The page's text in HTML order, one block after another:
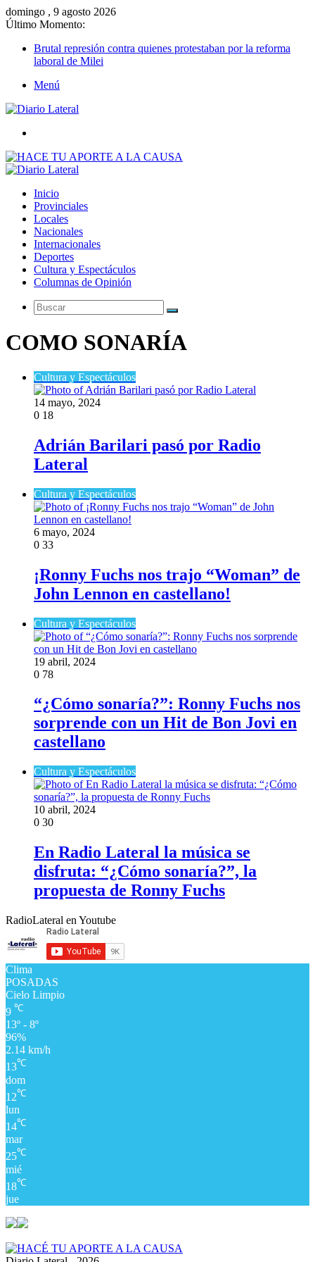
domingo , 9 agosto 2026
Último Momento:
Brutal represión contra quienes protestaban por la reforma
laboral de Milei
Menú
Inicio
Provinciales
Locales
Nacionales
Internacionales
Deportes
Cultura y Espectáculos
Columnas de Opinión
Buscar
COMO SONARÍA
Cultura y Espectáculos
14 mayo, 2024
0 18
Adrián Barilari pasó por Radio
Lateral
Cultura y Espectáculos
6 mayo, 2024
0 33
¡Ronny Fuchs nos trajo “Woman” de
John Lennon en castellano!
Cultura y Espectáculos
19 abril, 2024
0 78
“¿Cómo sonaría?”: Ronny Fuchs nos
sorprende con un Hit de Bon Jovi en
castellano
Cultura y Espectáculos
10 abril, 2024
0 30
En Radio Lateral la música se
disfruta: “¿Cómo sonaría?”, la
propuesta de Ronny Fuchs
RadioLateral en Youtube
Clima
POSADAS
Cielo Limpio
9 ℃
13º - 8º
96%
2.14 km/h
13℃
dom
12℃
lun
14℃
mar
25℃
mié
18℃
jue